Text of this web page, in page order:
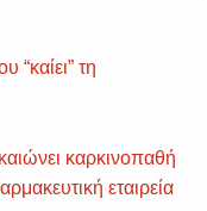
“καίει” τη
καρκινοπαθή
εταιρεία